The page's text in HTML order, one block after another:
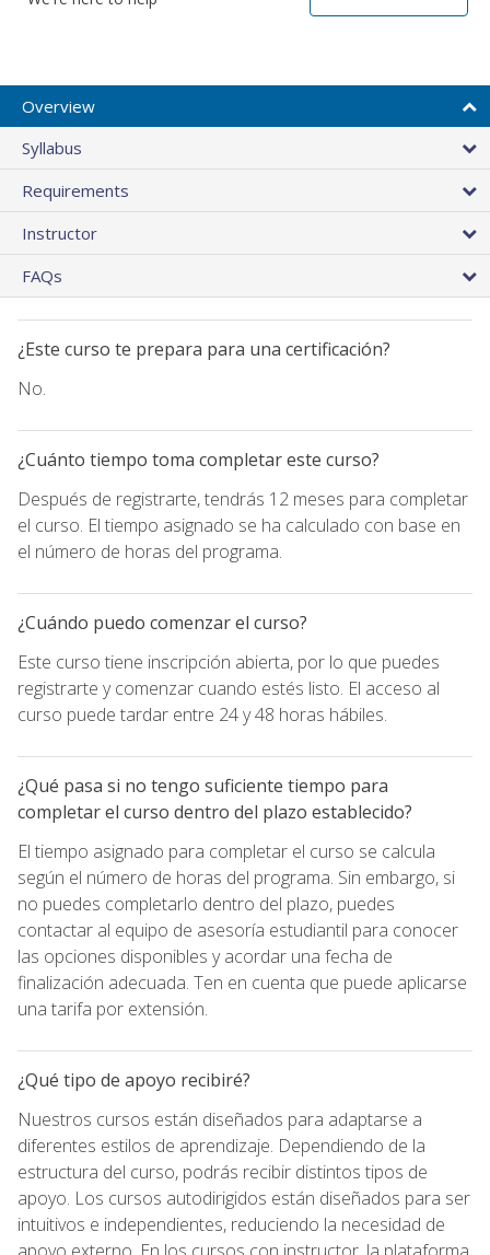
Overview
Syllabus
Requirements
Instructor
FAQs
¿Este curso te prepara para una certificación?
No.
¿Cuánto tiempo toma completar este curso?
Después de registrarte, tendrás 12 meses para completar
el curso. El tiempo asignado se ha calculado con base en
el número de horas del programa.
¿Cuándo puedo comenzar el curso?
Este curso tiene inscripción abierta, por lo que puedes
registrarte y comenzar cuando estés listo. El acceso al
curso puede tardar entre 24 y 48 horas hábiles.
¿Qué pasa si no tengo suficiente tiempo para
completar el curso dentro del plazo establecido?
El tiempo asignado para completar el curso se calcula
según el número de horas del programa. Sin embargo, si
no puedes completarlo dentro del plazo, puedes
contactar al equipo de asesoría estudiantil para conocer
las opciones disponibles y acordar una fecha de
finalización adecuada. Ten en cuenta que puede aplicarse
una tarifa por extensión.
¿Qué tipo de apoyo recibiré?
Nuestros cursos están diseñados para adaptarse a
diferentes estilos de aprendizaje. Dependiendo de la
estructura del curso, podrás recibir distintos tipos de
apoyo. Los cursos autodirigidos están diseñados para ser
intuitivos e independientes, reduciendo la necesidad de